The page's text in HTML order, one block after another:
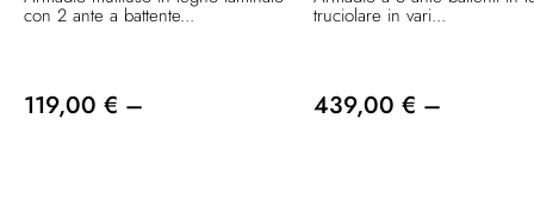
con 2 ante a battente...
119,00 € –
truciolare in vari...
439,00 € –